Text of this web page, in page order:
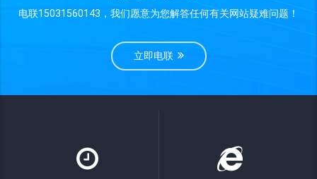
电联15031560143，我们愿意为您解答任何有关网站疑难问题！
立即电联